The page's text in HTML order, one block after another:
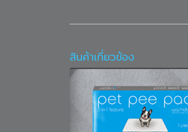
สินค้าเกี่ยวข้อง